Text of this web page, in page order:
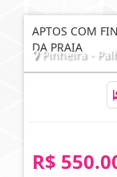
APTOS COM
DA PRAIA
Pinheira -
R$